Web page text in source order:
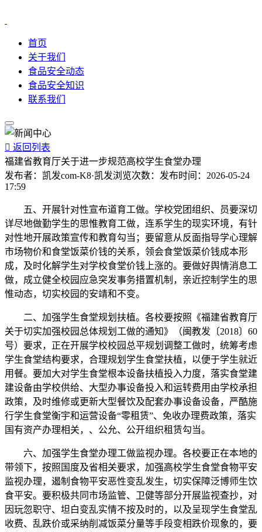
首页
关于我们
食品安全动态
食品安全知识
联系我们
 返回列表
福建省教育厅关于进一步规范高校学生食堂办理
发布者： 凯发com-K8·凯发浏览次数： 发布时间： 2026-05-24
17:59
五、开展针对性宣布道育工做。学校党团组织、员要深切
详尽地做勤学生的思惟教育工做，连系学生的现实环境，有针
对性地开展政策宣传和教育勾当；要留意从反面指导学心理解
市场物价和食堂饭菜价钱的关系，领会食堂饭菜价钱成本形
成，及时化解学生对学校食堂价钱上涨的。要做好舆情消息工
做，成立健全校园应急突发事务措置机制，亲近控制学生的思
惟动态，切实校园的安靖和不变。
二、加强学生食堂规划扶植。各校要按照《福建省教育厅
关于切实加强校园总体规划工做的通知》（闽教发〔2018〕60
号）要求，正在开展学校校园总平规划调整工做时，统筹考虑
学生食堂结构要求，合理规划学生食堂扶植，以便于学生就近
用餐。要加大对学生食堂根本设备扶植投入力度，落实食堂建
建设备由学校供给、大型办事设备投入和运转费用由学校承担
政策，及时维修或更新大型餐饮及配套办事设备设备，严酷施
行学生食堂衡宇和运营设备“零租赁”、免收办理费政策，落实
国有资产办理相关，、公允、公开组织租赁勾当。
六、加强学生食堂办理工做监视办理。各校要正在本地的
带领下，按照国度及省相关要求，加强高校学生食堂食物平安
监视办理，遏制食物平安恶性变乱发生，切实保障泛博师生饮
食平安。要积极共同市场监管、卫健等部分开展监视查抄，对
因玩忽职守、坦白变乱实情不按及时的，以及呈现学生食堂乱
收费、乱跌价或采纳削减饭菜分量等手段变相跌价现象的，要